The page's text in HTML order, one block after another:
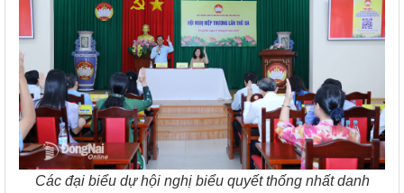
Các đại biểu dự hội nghị biểu quyết thống nhất danh